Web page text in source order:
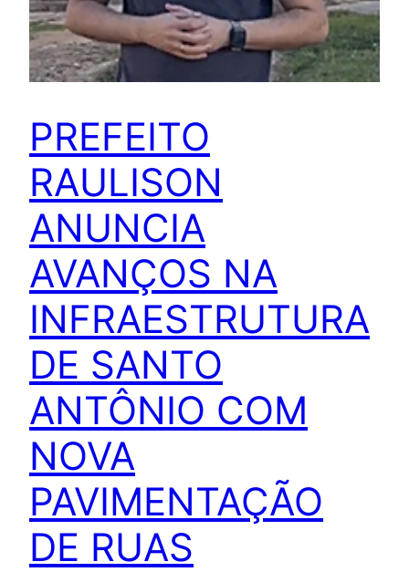
PREFEITO
RAULISON
ANUNCIA
AVANÇOS NA
INFRAESTRUTURA
DE SANTO
ANTÔNIO COM
NOVA
PAVIMENTAÇÃO
DE RUAS